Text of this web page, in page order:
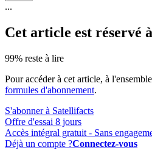
...
Cet article est réservé
99% reste à lire
Pour accéder à cet article, à
formules d'abonnement.
S'abonner à Satellifacts
Offre d'essai 8 jours
Accès intégral gratuit - Sans
Déjà un compte ?Connectez-vous